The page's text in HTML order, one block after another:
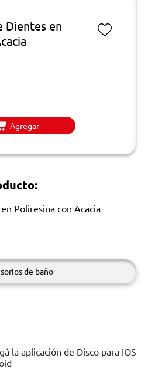
Dientes en
Agregar
Poliresina con Acacia
de baño
la aplicación de Disco para IOS